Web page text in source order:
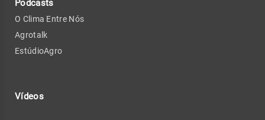
Podcasts
O Clima Entre Nós
Agrotalk
EstúdioAgro
Vídeos